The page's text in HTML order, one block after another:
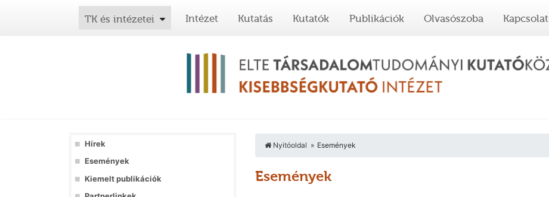
TK és intézetei Intézet Kutatás Kutatók Publikációk Olvasószoba Kapcsolat
Hírek
Események
Kiemelt publikációk
Nyitóoldal Események
Események